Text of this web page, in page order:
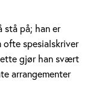
stå på; han er
ofte spesialskriver
gjør han svært
arrangementer